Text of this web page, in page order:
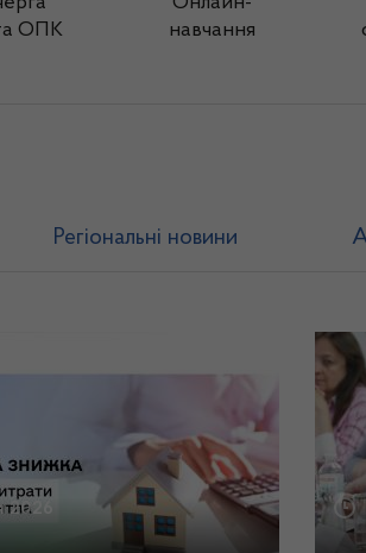
ОПК
навчання
Регіональні новини
2026